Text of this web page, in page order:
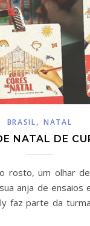
BRASIL, NATAL
NATAL DE
rosto, um olhar
anja de ensaios
faz parte da